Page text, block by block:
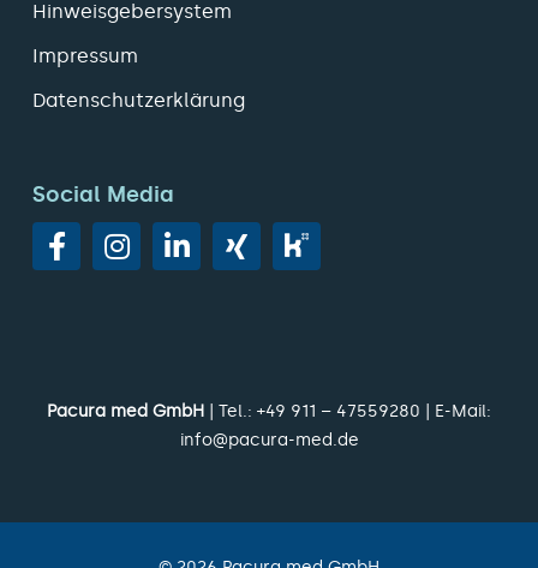
Hinweisgebersystem
Impressum
Datenschutzerklärung
Social Media
Pacura med GmbH | Tel.: +49 911 – 47559280 | E-Mail:
info@pacura-med.de